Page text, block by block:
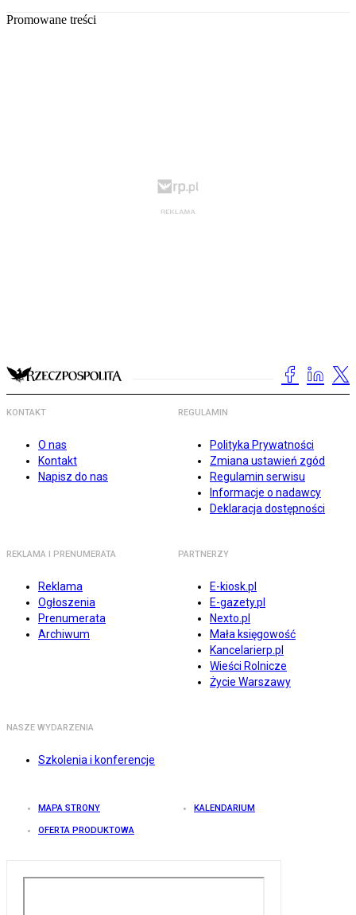
Promowane treści
KONTAKT
O nas
Kontakt
Napisz do nas
REGULAMIN
Polityka Prywatności
Zmiana ustawień zgód
Regulamin serwisu
Informacje o nadawcy
Deklaracja dostępności
REKLAMA I PRENUMERATA
Reklama
Ogłoszenia
Prenumerata
Archiwum
PARTNERZY
E-kiosk.pl
E-gazety.pl
Nexto.pl
Mała księgowość
Kancelarierp.pl
Wieści Rolnicze
Życie Warszawy
NASZE WYDARZENIA
Szkolenia i konferencje
MAPA STRONY KALENDARIUM
OFERTA PRODUKTOWA